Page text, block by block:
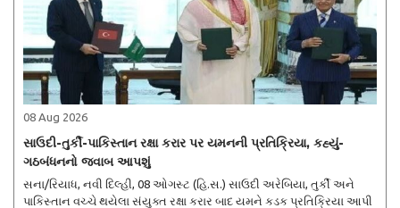
08 Aug 2026
સાઉદી-તુર્કી-પાકિસ્તાન રક્ષા કરાર પર યમનની પ્રતિક્રિયા, કહ્યું-
ગઠબંધનનો જવાબ આપશું
સના/રિયાધ, નવી દિલ્હી, 08 ઓગસ્ટ (હિ.સ.) સાઉદી અરેબિયા, તુર્કી અને
પાકિસ્તાન વચ્ચે થયેલા સંયુક્ત રક્ષા કરાર બાદ યમને કડક પ્રતિક્રિયા આપી